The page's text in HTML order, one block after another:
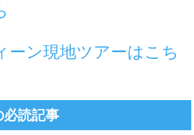
ン現地ツアーはこち
必読記事